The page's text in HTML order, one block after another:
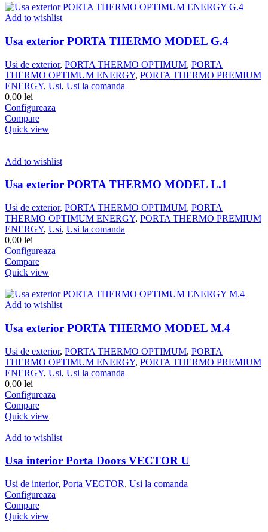
Add to wishlist
Usa exterior PORTA THERMO MODEL G.4
Usi de exterior, PORTA THERMO OPTIMUM, PORTA
THERMO OPTIMUM ENERGY, PORTA THERMO PREMIUM
ENERGY, Usi, Usi la comanda
0,00 lei
Configureaza
Compare
Quick view
Add to wishlist
Usa exterior PORTA THERMO MODEL L.1
Usi de exterior, PORTA THERMO OPTIMUM, PORTA
THERMO OPTIMUM ENERGY, PORTA THERMO PREMIUM
ENERGY, Usi, Usi la comanda
0,00 lei
Configureaza
Compare
Quick view
Add to wishlist
Usa exterior PORTA THERMO MODEL M.4
Usi de exterior, PORTA THERMO OPTIMUM, PORTA
THERMO OPTIMUM ENERGY, PORTA THERMO PREMIUM
ENERGY, Usi, Usi la comanda
0,00 lei
Configureaza
Compare
Quick view
Add to wishlist
Usa interior Porta Doors VECTOR U
Usi de interior, Porta VECTOR, Usi la comanda
Configureaza
Compare
Quick view